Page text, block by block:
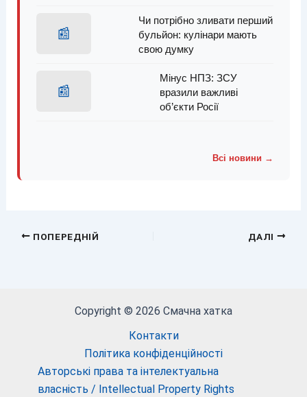
📰
Чи потрібно зливати перший
бульйон: кулінари мають
свою думку
📰
Мінус НПЗ: ЗСУ
вразили важливі
об’єкти Росії
Всі новини →
ПОПЕРЕДНІЙ ДАЛІ
Copyright © 2026 Смачна хатка
Контакти
Політика конфіденційності
Авторські права та інтелектуальна
власність / Intellectual Property Rights